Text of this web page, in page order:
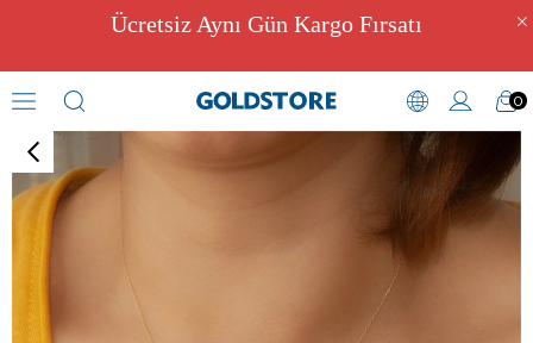
Ücretsiz Aynı Gün Kargo Fırsatı
0
Çiçek Motifli Kolyeler